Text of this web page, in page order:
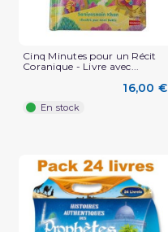
Cinq Minutes pour un Récit
Coranique - Livre avec...
16,00 €
En stock